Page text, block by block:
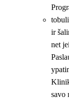
ir
net
savo